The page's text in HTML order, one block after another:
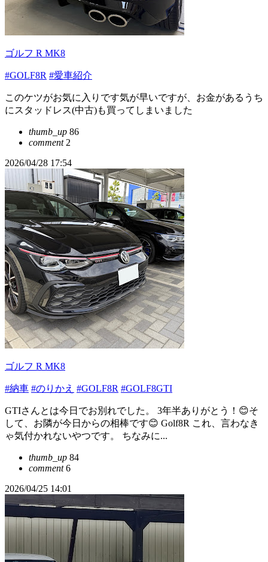
ゴルフ R MK8
#GOLF8R #愛車紹介
このケツがお気に入りです気が早いですが、お金があるうち
にスタッドレス(中古)も買ってしまいました
thumb_up 86
comment2
2026/04/28 17:54
ゴルフ R MK8
#納車 #のりかえ #GOLF8R #GOLF8GTI
GTIさんとは今日でお別れでした。 3年半ありがとう！😊そ
して、お隣が今日からの相棒です😊 Golf8R これ、言わなき
ゃ気付かれないやつです。 ちなみに...
thumb_up 84
comment6
2026/04/25 14:01